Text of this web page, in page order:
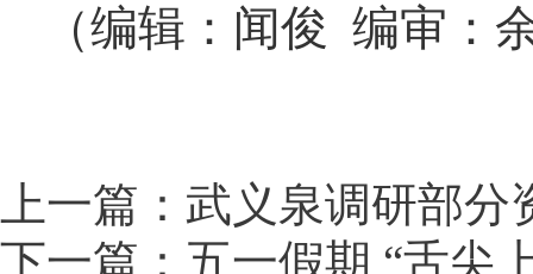
（编辑：闻俊 编审：
上一篇：武义泉调研部
下一篇：五一假期 “舌尖